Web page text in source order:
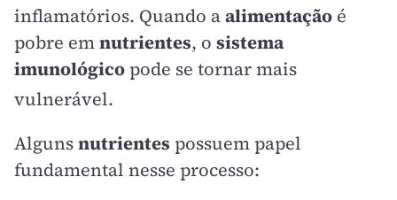
inflamatórios. Quando aalimentação é
pobre emnutrientes, o sistema
imunológicopode se tornar mais
vulnerável.
Algunsnutrientes possuem papel
fundamental nesse processo: